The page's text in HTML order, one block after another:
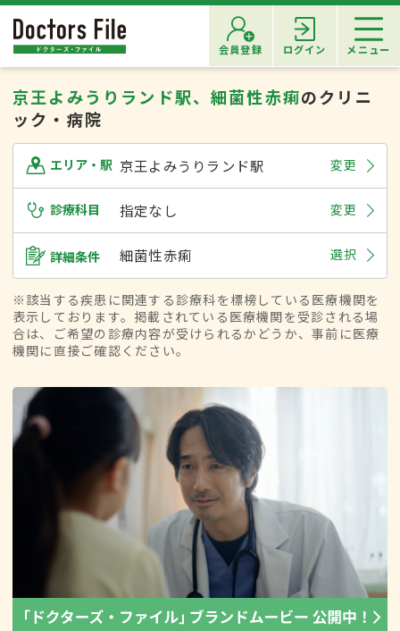
会員登録 ログイン メニュー
京王よみうりランド駅、細菌性赤痢のクリニ
ック・病院
エリア・駅 京王よみうりランド駅 変更
診療科目 指定なし 変更
詳細条件 細菌性赤痢 選択
※該当する疾患に関連する診療科を標榜している医療機関を
表示しております。掲載されている医療機関を受診される場
合は、ご希望の診療内容が受けられるかどうか、事前に医療
機関に直接ご確認ください。